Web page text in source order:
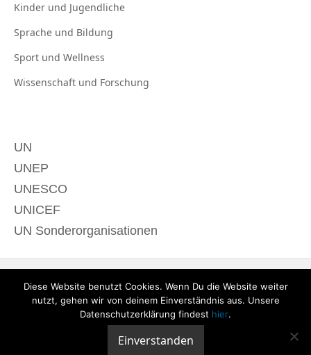
Kinder und Jugendliche
Sprache und Bildung
Sport und Wellness
Wissenschaft und Forschung
UN
UNEP
UNESCO
UNICEF
UN Sonderorganisationen
Diese Website benutzt Cookies. Wenn Du die Website weiter
nutzt, gehen wir von deinem Einverständnis aus. Unsere
Datenschutzerklärung findest hier.
Einverstanden